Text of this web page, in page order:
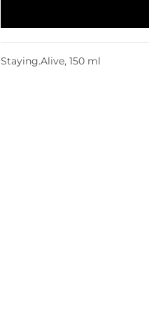
Staying.Alive, 150 ml